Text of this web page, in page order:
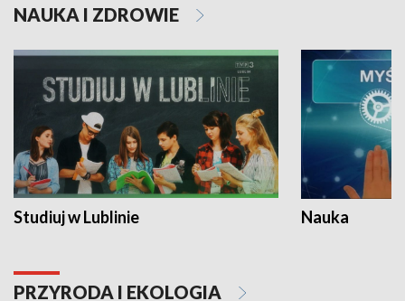
NAUKA I ZDROWIE
Studiuj w Lublinie Nauka
PRZYRODA I EKOLOGIA